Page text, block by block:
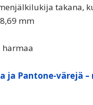
takana,
mm
harmaa
ja Pantone-värejä